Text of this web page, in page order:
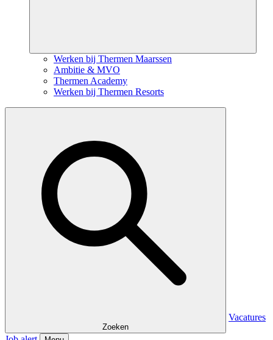
Werken bij Thermen Maarssen
Ambitie & MVO
Thermen Academy
Werken bij Thermen Resorts
Zoeken
Vacatures